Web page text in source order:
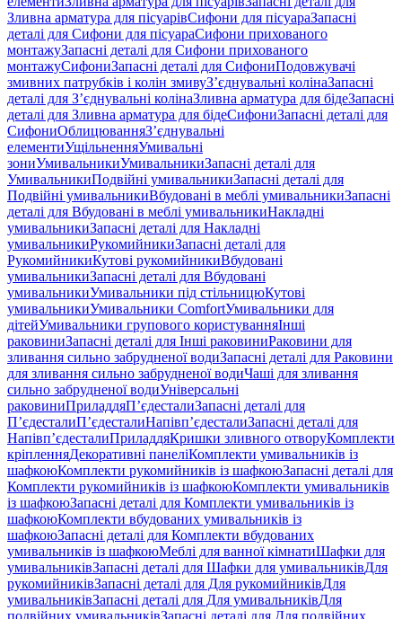
Зливна арматура для пісуарівСифони для пісуараЗапасні
деталі для Сифони для пісуараСифони прихованого
монтажуЗапасні деталі для Сифони прихованого
монтажуСифониЗапасні деталі для СифониПодовжувачі
змивних патрубків і колін змивуЗ’єднувальні колінаЗапасні
деталі для З’єднувальні колінаЗливна арматура для бідеЗапасні
деталі для Зливна арматура для бідеСифониЗапасні деталі для
СифониОблицюванняЗ’єднувальні
елементиУщільненняУмивальні
зониУмивальникиУмивальникиЗапасні деталі для
УмивальникиПодвійні умивальникиЗапасні деталі для
Подвійні умивальникиВбудовані в меблі умивальникиЗапасні
деталі для Вбудовані в меблі умивальникиНакладні
умивальникиЗапасні деталі для Накладні
умивальникиРукомийникиЗапасні деталі для
РукомийникиКутові рукомийникиВбудовані
умивальникиЗапасні деталі для Вбудовані
умивальникиУмивальники під стільницюКутові
умивальникиУмивальники ComfortУмивальники для
дітейУмивальники групового користуванняІнші
раковиниЗапасні деталі для Інші раковиниРаковини для
зливання сильно забрудненої водиЗапасні деталі для Раковини
для зливання сильно забрудненої водиЧаші для зливання
сильно забрудненої водиУніверсальні
раковиниПриладдяП’єдесталиЗапасні деталі для
П’єдесталиП’єдесталиНапівп’єдесталиЗапасні деталі для
Напівп’єдесталиПриладдяКришки зливного отворуКомплекти
кріпленняДекоративні панеліКомплекти умивальників із
шафкоюКомплекти рукомийників із шафкоюЗапасні деталі для
Комплекти рукомийників із шафкоюКомплекти умивальників
із шафкоюЗапасні деталі для Комплекти умивальників із
шафкоюКомплекти вбудованих умивальників із
шафкоюЗапасні деталі для Комплекти вбудованих
умивальників із шафкоюМеблі для ванної кімнатиШафки для
умивальниківЗапасні деталі для Шафки для умивальниківДля
рукомийниківЗапасні деталі для Для рукомийниківДля
умивальниківЗапасні деталі для Для умивальниківДля
подвійних умивальниківЗапасні деталі для Для подвійних